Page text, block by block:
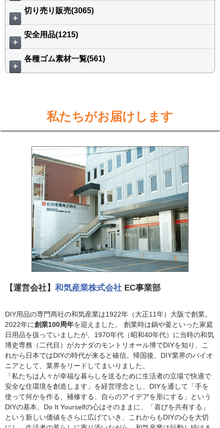
＋
切り売り販売(3065)
＋
安全用品(1215)
＋
各種ゴム素材一覧(561)
私たちがお届けします
【運営会社】 和気産業株式会社 EC事業部
DIY用品の専門商社の和気産業は1922年（大正11年）大阪で創業。
2022年に創業100周年を迎えました。 創業時は鍋や釜といった家庭
日用品を扱っていましたが、1970年代（昭和40年代）に当時の和気
博史専務（二代目）がカナダのモントリオール博でDIYを知り、こ
れから日本ではDIYの時代が来ると確信。帰国後、DIY業界のパイオ
ニアとして、業界をリードしてまいりました。
「私たちは人々が幸福な暮らしを送るために生活者の立場で快適で
安全な住環境を創造します」を経営理念とし、DIYを通して「手を
使って何かを作る、補修する、自らのアイデアを形にする」という
DIYの基本、Do It Yourselfの心はそのままに、「喜びを共有する」
という新しい価値をさらに広げていき、これからもDIYの心を大切